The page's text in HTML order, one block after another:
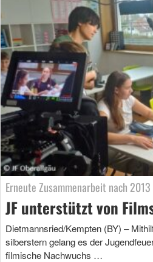
Erneute Zusammenarbeit nach 2013
JF unterstützt von
Dietmannsried/Kempten (BY) –
silberstern gelang es der
filmische Nachwuchs …